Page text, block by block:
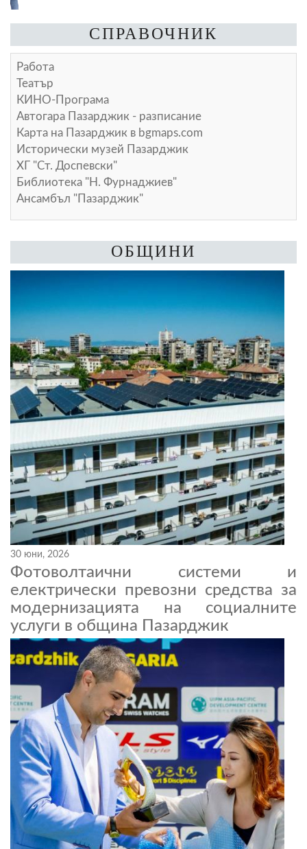
СПРАВОЧНИК
Работа
Театър
КИНО-Програма
Автогара Пазарджик - разписание
Карта на Пазарджик в bgmaps.com
Исторически музей Пазарджик
ХГ "Ст. Доспевски"
Библиотека "Н. Фурнаджиев"
Ансамбъл "Пазарджик"
ОБЩИНИ
30 юни, 2026
Фотоволтаични системи и
електрически превозни средства за
модернизацията на социалните
услуги в община Пазарджик